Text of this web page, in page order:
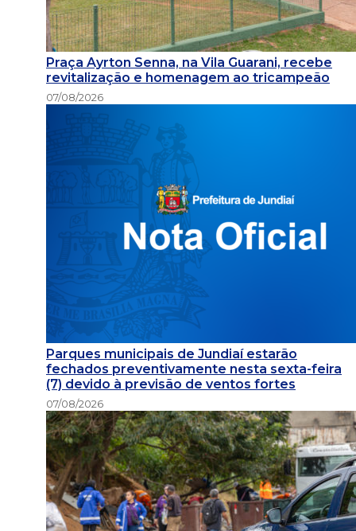
Praça Ayrton Senna, na Vila Guarani, recebe
revitalização e homenagem ao tricampeão
07/08/2026
Parques municipais de Jundiaí estarão
fechados preventivamente nesta sexta-feira
(7) devido à previsão de ventos fortes
07/08/2026